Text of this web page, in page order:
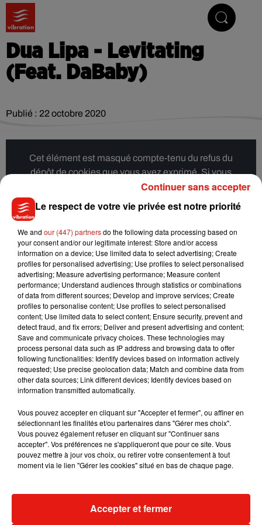
Dua Lipa - Levitating
(Feat. DaBaby)
Publié : 22 octobre 2020
Cet élément est masqué compte-tenu du refus du
dépôt de cookies que vous avez exprimé. Si vous
souhaitez l'afficher, merci de nous donner votre accord
en cliquant sur le bouton ci-dessous.
Afficher l'élément
Musique
Julien Lieb s’essaye à la vie de
chatelain dans son nouveau clip
Madonna
Sensation »
+ DE MUSIQUE
Le respect de votre vie privée est notre priorité
We and our (447) partnersdo the following data processing based on
your consent and/or our legitimate interest: Store and/or access
information on a device; Use limited data to select advertising; Create
profiles for personalised advertising; Use profiles to select personalised
advertising; Measure advertising performance; Measure content
performance; Understand audiences through statistics or combinations
of data from different sources; Develop and improve services; Create
profiles to personalise content; Use profiles to select personalised
content; Use limited data to select content; Ensure security, prevent and
detect fraud, and fix errors; Deliver and present advertising and content;
Save and communicate privacy choices. These technologies may
process personal data such as IP address and browsing data to offer
following functionalities: Identify devices based on information actively
requested; Use precise geolocation data; Match and combine data from
other data sources; Link different devices; Identify devices based on
information transmitted automatically.
Vous pouvez accepter en cliquant sur "Accepter et fermer", ou affiner en
sélectionnant les finalités et/ou partenaires dans "Gérer mes choix".
Vous pouvez également refuser en cliquant sur "Continuer sans
accepter". Vos préférences ne s'appliqueront que pour ce site. Vous
pouvez mettre à jour vos choix, ou retirer votre consentement à tout
moment via le lien "Gérer les cookies" situé en bas de chaque page.
Accepter et fermer
Continuer sans accepter